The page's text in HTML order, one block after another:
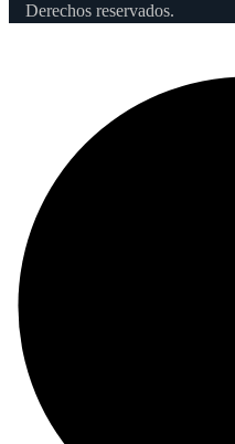
Derechos reservados.